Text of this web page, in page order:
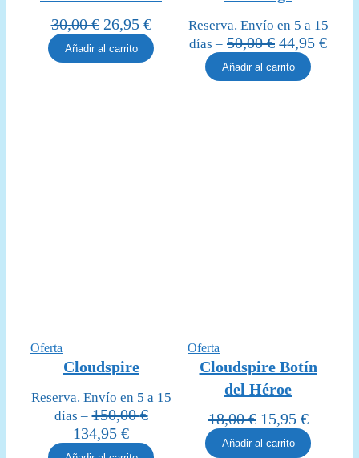
oferta
30,00€ El
precio
original
26,95 €El
precio
actual
Añadir al carrito
oferta
Reserva. Envío en 5 a 15
días – 50,00€ El
precio
original
44,95 €El
Añadir al carrito
Oferta
en
oferta
Cloudspire
Reserva. Envío en 5 a 15
días – 150,00€
El
precio
134,95 €El
precio
Oferta
en
oferta
Cloudspire Botín
del Héroe
18,00€ El
precio
15,95 €El
precio
Añadir al carrito